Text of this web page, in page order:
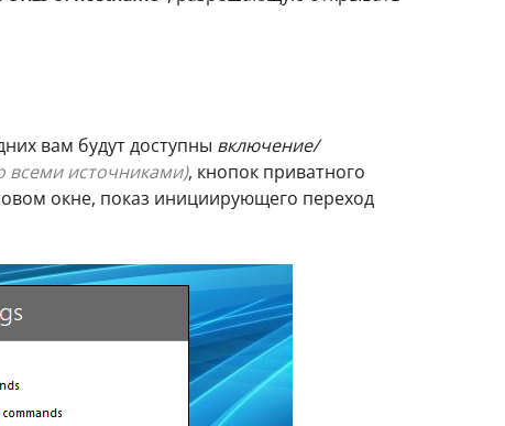
вам будут доступны включение/
всеми источниками), кнопок приватного
окне, показ инициирующего переход